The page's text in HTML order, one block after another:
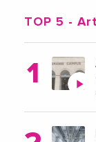
TOP 5 -